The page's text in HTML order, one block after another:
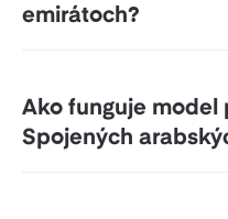
emirátoch?
Ako funguje model
Spojených